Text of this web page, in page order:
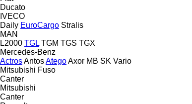
Ducato
IVECO
Daily EuroCargo Stralis
MAN
L2000 TGL TGM TGS TGX
Mercedes-Benz
ActrosAntosAtegoAxor MB SK Vario
Mitsubishi Fuso
Canter
Mitsubishi
Canter